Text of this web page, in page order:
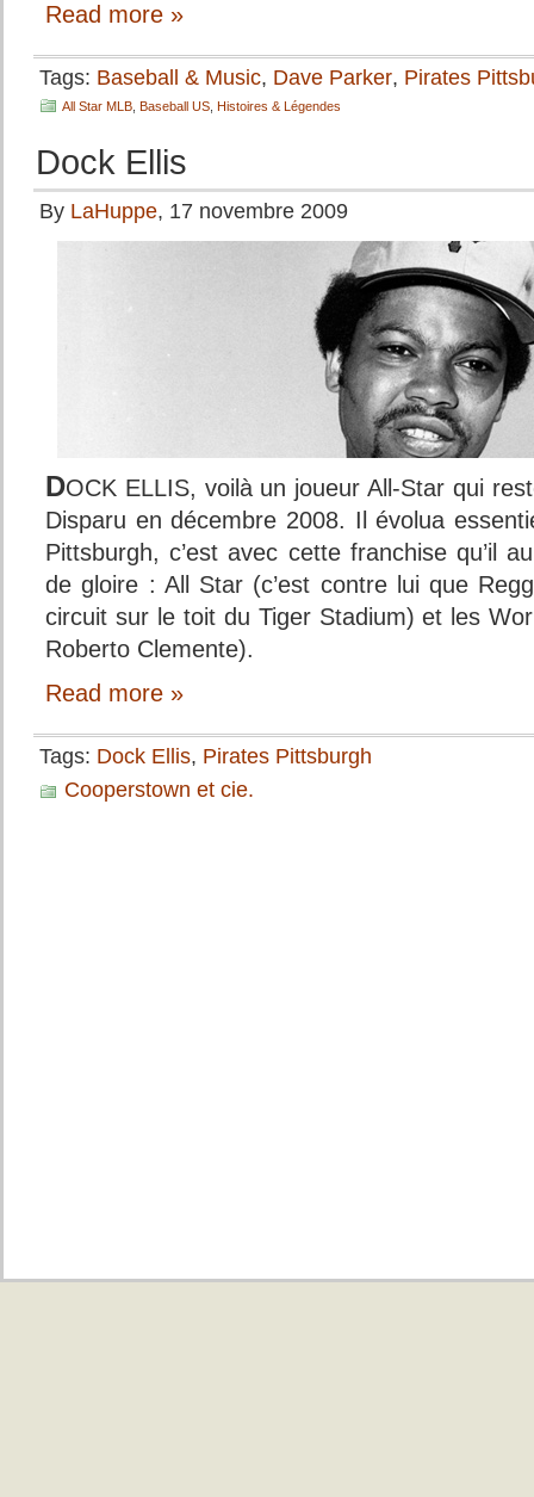
Read more »
Tags: Baseball & Music, Dave Parker, Pirates
All Star MLB Baseball US Histoires & Légendes
Dock Ellis
By LaHuppe, 17 novembre 2009
DOCK ELLIS, voilà un joueur All-Star qui
Disparu en décembre 2008. Il évolua
Pittsburgh, c’est avec cette franchise qu’il
de gloire : All Star (c’est contre lui que
circuit sur le toit du Tiger Stadium) et les
Roberto Clemente).
Read more »
Tags: Dock Ellis, Pirates Pittsburgh
Cooperstown et cie.